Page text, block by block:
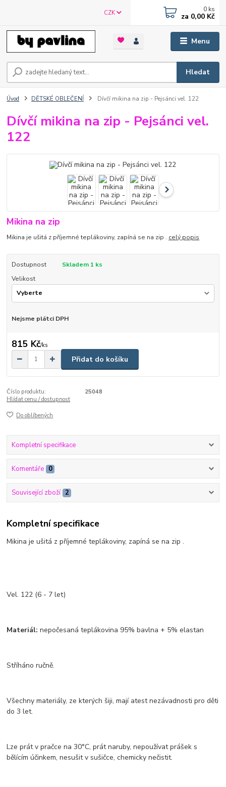
Menu
CZK
Hledat
0 ks
za 0,00 Kč
Úvod DĚTSKÉ OBLEČENÍ Dívčí mikina na zip - Pejsánci vel. 122
Dívčí mikina na zip - Pejsánci vel.
122
Mikina na zip
Mikina je ušitá z příjemné teplákoviny, zapíná se na zip . celý popis
Dostupnost
Skladem 1 ks
Velikost
Nejsme plátci DPH
815 Kč/ks
Přidat do košíku
Číslo produktu:
25048
Hlídat cenu / dostupnost
Do oblíbených
Kompletní specifikace
Komentáře 0
Související zboží 2
Kompletní specifikace
Mikina je ušitá z příjemné teplákoviny, zapíná se na zip .
Vel. 122 (6 - 7 let)
Materiál:nepočesaná teplákovina 95% bavlna + 5% elastan
Stříháno ručně.
Všechny materiály, ze kterých šiji, mají atest nezávadnosti pro děti
do 3 let.
Lze prát v pračce na 30°C, prát naruby, nepoužívat prášek s
bělícím účinkem, nesušit v sušičce, chemicky nečistit.